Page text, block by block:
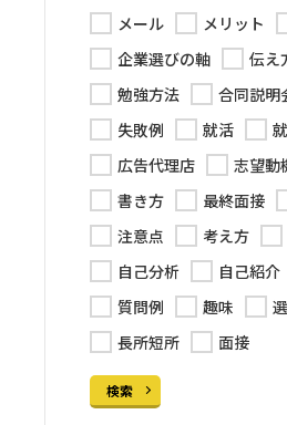
メール
メリット
企業選びの軸
伝え
勉強方法
合同説明
失敗例
就活
広告代理店
志望動
書き方
最終面接
注意点
考え方
自己分析
自己紹介
質問例
趣味
長所短所
面接
検索